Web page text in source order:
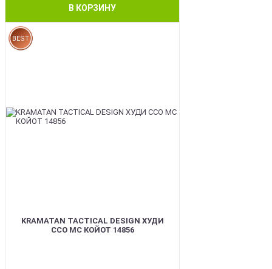
В КОРЗИНУ
BEST
KRAMATAN TACTICAL DESIGN ХУДИ
ССО МС КОЙОТ 14856